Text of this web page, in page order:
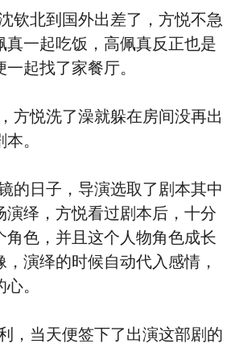
北到国外出差了，方悦不急
真一起吃饭，高佩真反正也是
起找了家餐厅。
悦洗了澡就躲在房间没再出
。
日子，导演选取了剧本其中
演绎，方悦看过剧本后，十分
角色，并且这个人物角色成长
演绎的时候自动代入感情，
。
当天便签下了出演这部剧的